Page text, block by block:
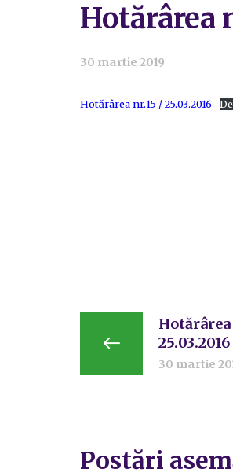
Hotărârea
30 martie 2019
Hotărârea nr.15 / 25.03.2016
25.03.2016
30 martie
Postări